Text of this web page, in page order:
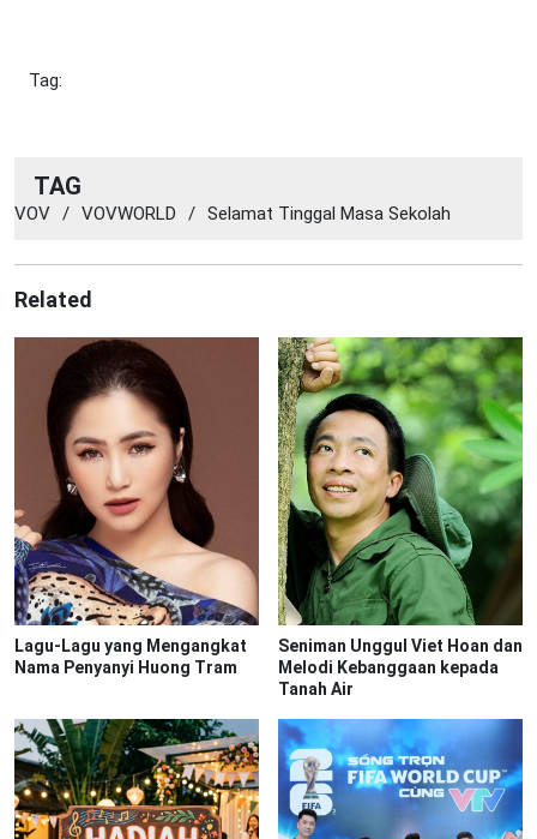
Tag:
TAG
VOV / VOVWORLD / Selamat Tinggal Masa Sekolah
Related
Lagu-Lagu yang Mengangkat
Nama Penyanyi Huong Tram
Seniman Unggul Viet Hoan dan
Melodi Kebanggaan kepada
Tanah Air